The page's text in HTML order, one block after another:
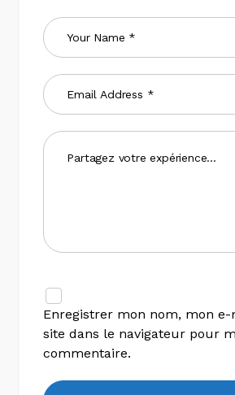
Enregistrer mon nom, mon
site dans le navigateur pour
commentaire.